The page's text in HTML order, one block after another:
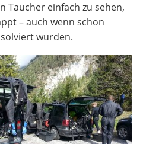
Taucher einfach zu sehen,
– auch wenn schon
wurden.